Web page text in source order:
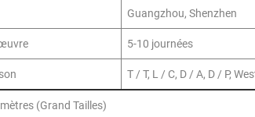
Guangzhou, Shenzhen
5-10 journées
T / T, L / C, D / A, D / P,
(Grand Tailles)